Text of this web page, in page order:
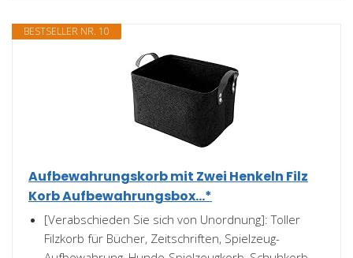
BESTSELLER NR. 10
Aufbewahrungskorb mit Zwei Henkeln Filz
Korb Aufbewahrungsbox...*
[Verabschieden Sie sich von Unordnung]: Toller
Filzkorb für Bücher, Zeitschriften, Spielzeug-